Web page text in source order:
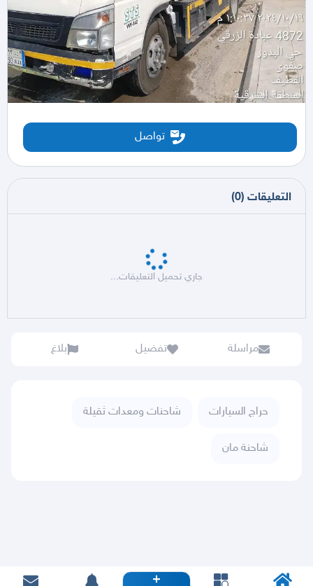
تواصل
التعليقات (
0
)
جاري تحميل التعليقات...
مراسلة تفضيل بلاغ
حراج السيارات شاحنات ومعدات ثقيلة
شاحنة مان